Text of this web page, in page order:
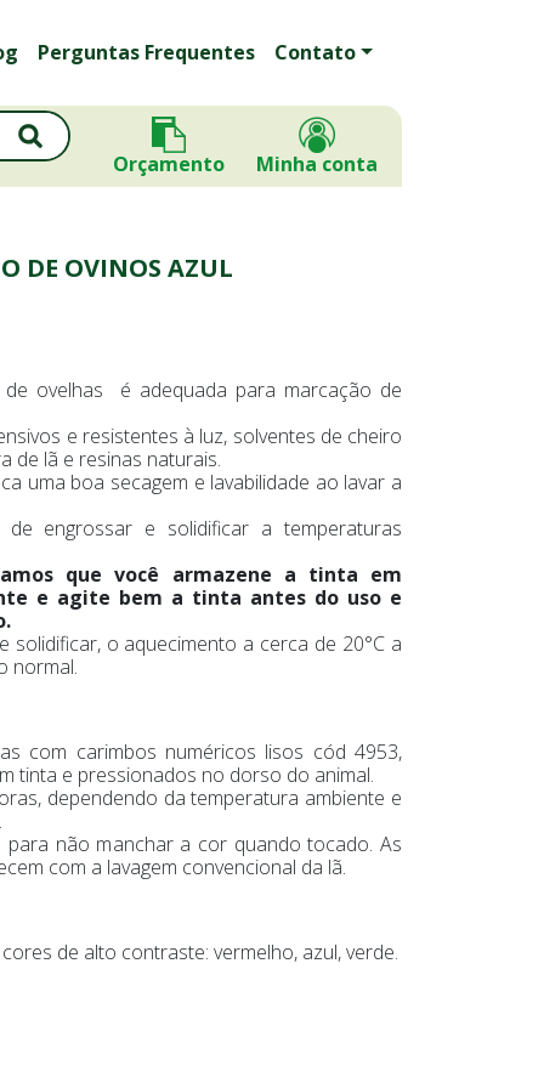
Perguntas Frequentes Contato
Orçamento Minha conta
DE OVINOS AZUL
ovelhas é adequada para marcação de
e resistentes à luz, solventes de cheiro
de lã e resinas naturais.
uma boa secagem e lavabilidade ao lavar a
engrossar e solidificar a temperaturas
que você armazene a tinta em
e agite bem a tinta antes do uso e
solidificar, o aquecimento a cerca de 20°C a
normal.
com carimbos numéricos lisos cód 4953,
tinta e pressionados no dorso do animal.
dependendo da temperatura ambiente e
para não manchar a cor quando tocado. As
com a lavagem convencional da lã.
de alto contraste: vermelho, azul, verde.